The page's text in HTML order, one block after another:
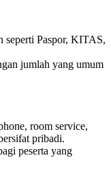
seperti Paspor, KITAS,
jumlah yang umum
room service,
pribadi.
peserta yang